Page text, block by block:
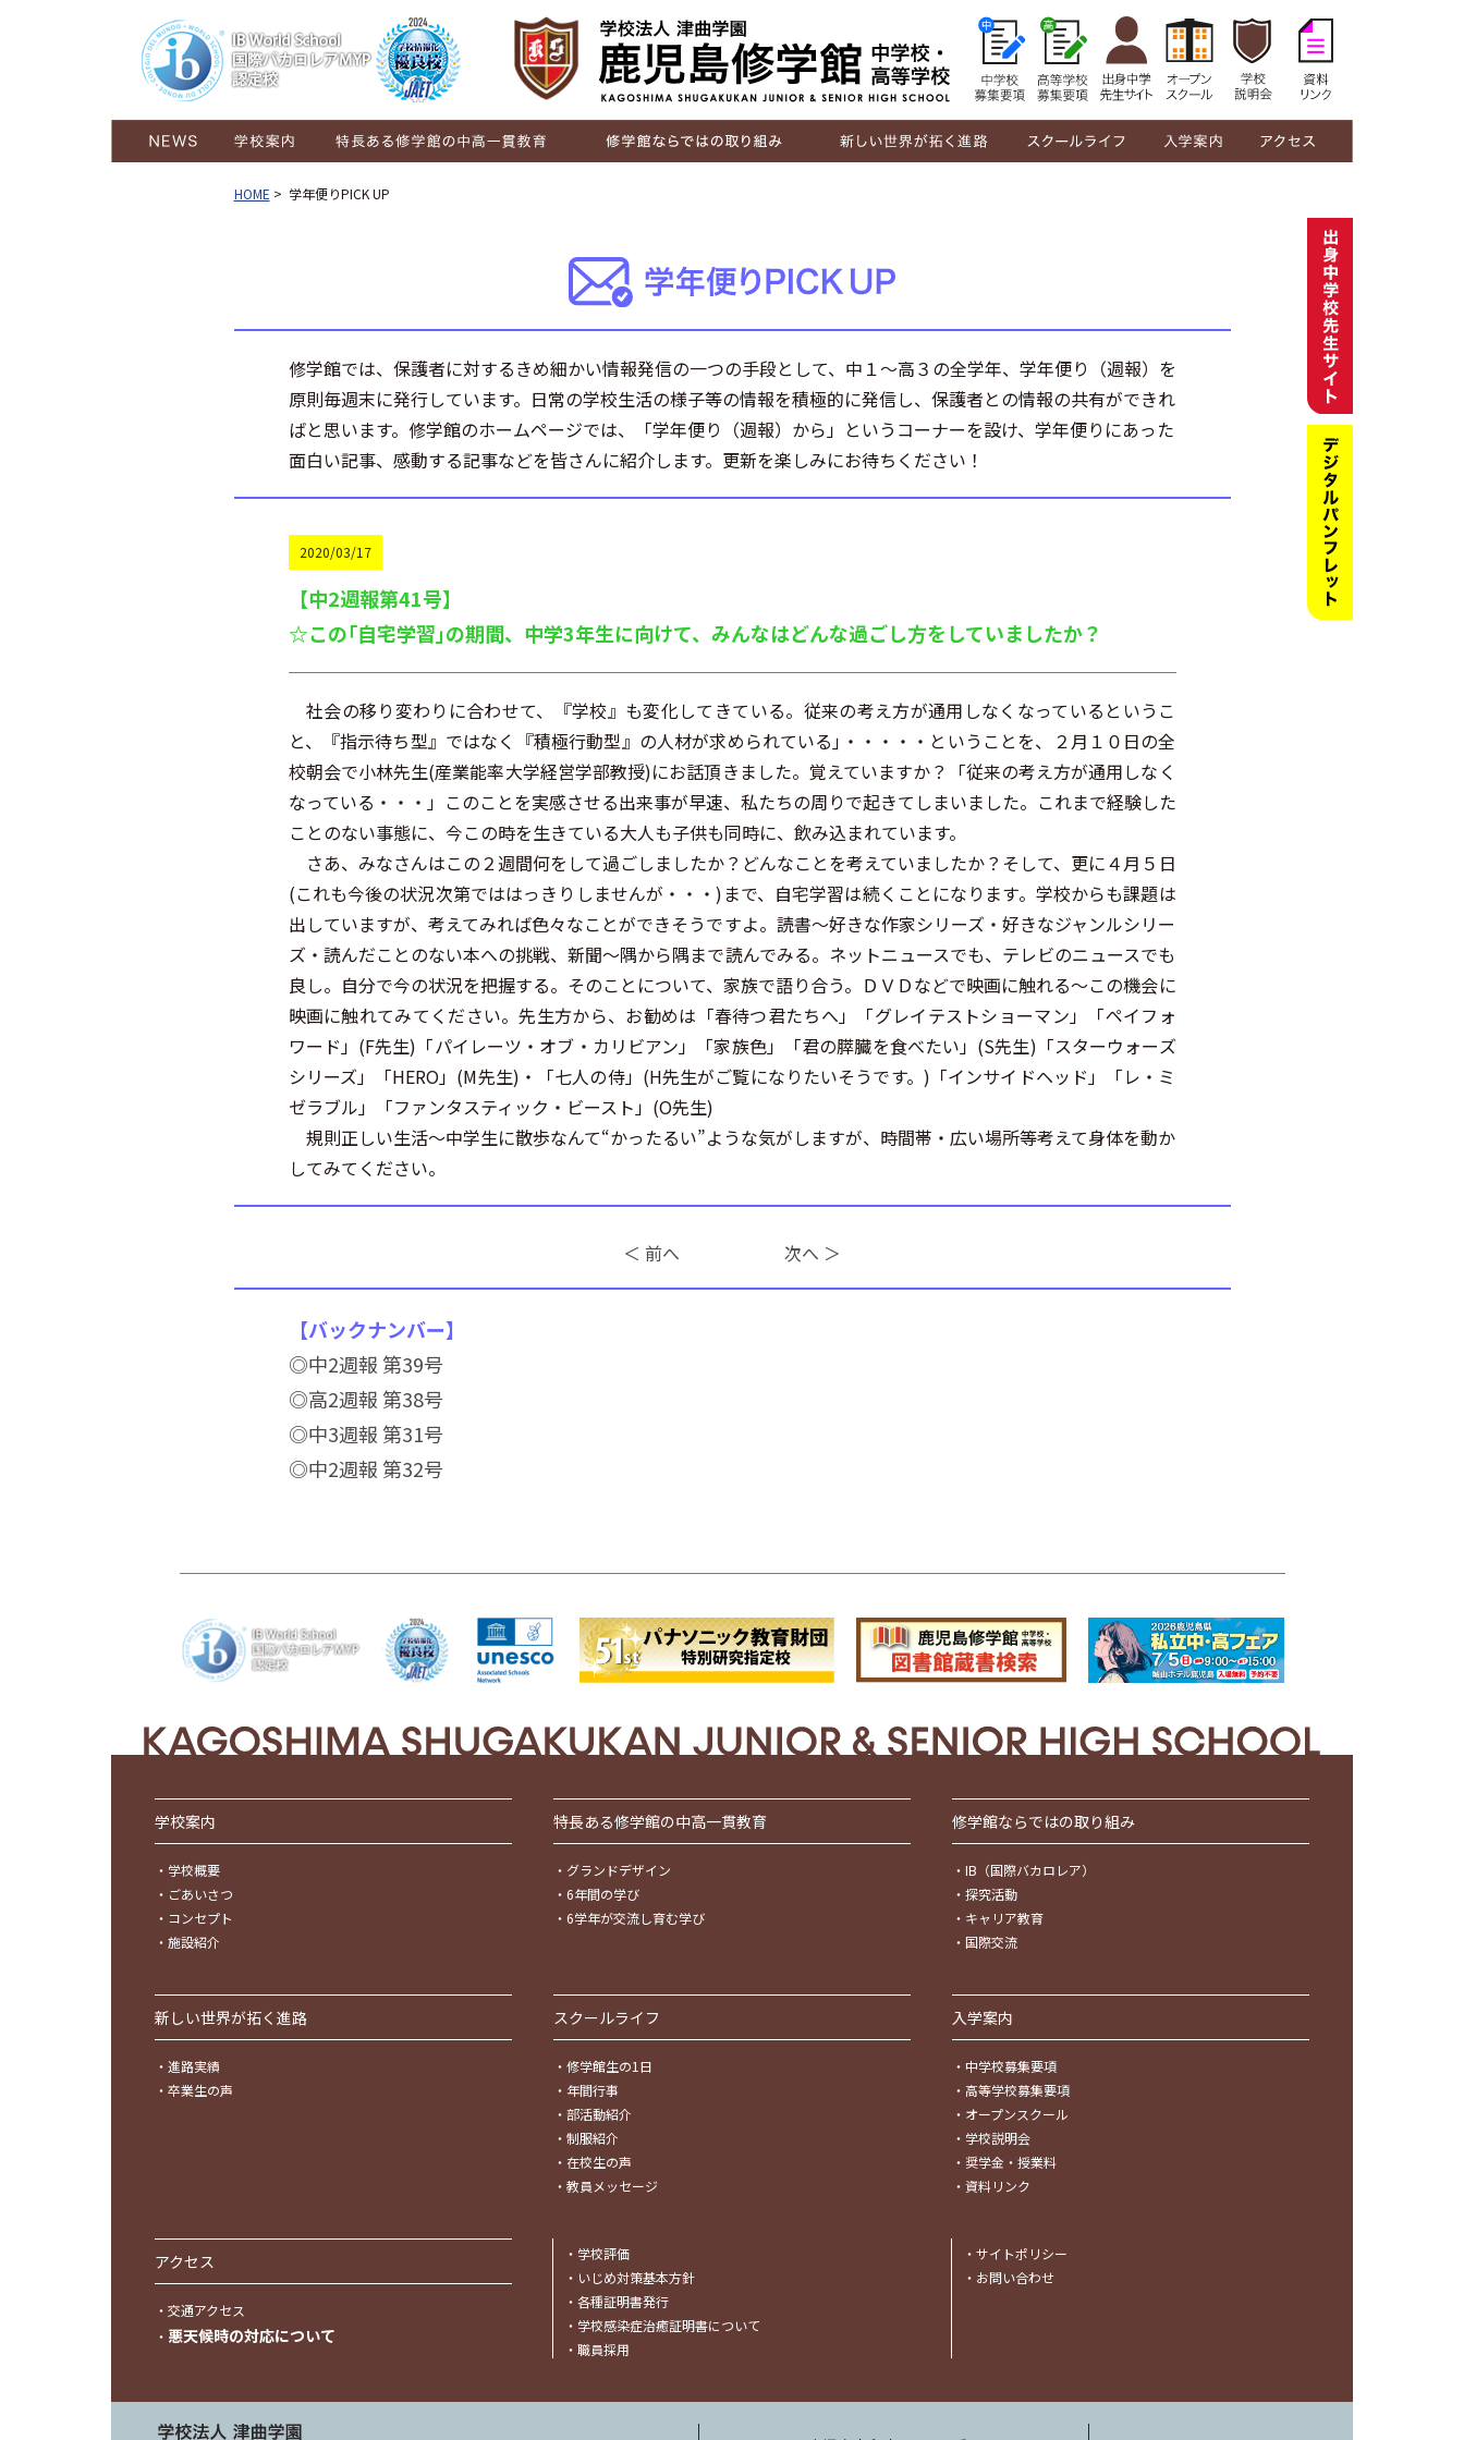
HOME > 学年便りPICK UP
修学館では、保護者に対するきめ細かい情報発信の一つの手段として、中１～高３の全学年、学年便り（週報）を
原則毎週末に発行しています。日常の学校生活の様子等の情報を積極的に発信し、保護者との情報の共有ができれ
ばと思います。修学館のホームページでは、「学年便り（週報）から」というコーナーを設け、学年便りにあった
面白い記事、感動する記事などを皆さんに紹介します。更新を楽しみにお待ちください！
2020/03/17
【中2週報第41号】
☆この｢自宅学習｣の期間、中学3年生に向けて、みんなはどんな過ごし方をしていましたか？
社会の移り変わりに合わせて、『学校』も変化してきている。従来の考え方が通用しなくなっているというこ
と、『指示待ち型』ではなく『積極行動型』の人材が求められている｣・・・・・ということを、２月１０日の全
校朝会で小林先生(産業能率大学経営学部教授)にお話頂きました。覚えていますか？「従来の考え方が通用しなく
なっている・・・」このことを実感させる出来事が早速、私たちの周りで起きてしまいました。これまで経験した
ことのない事態に、今この時を生きている大人も子供も同時に、飲み込まれています。
さあ、みなさんはこの２週間何をして過ごしましたか？どんなことを考えていましたか？そして、更に４月５日
(これも今後の状況次第でははっきりしませんが・・・)まで、自宅学習は続くことになります。学校からも課題は
出していますが、考えてみれば色々なことができそうですよ。読書～好きな作家シリーズ・好きなジャンルシリー
ズ・読んだことのない本への挑戦、新聞～隅から隅まで読んでみる。ネットニュースでも、テレビのニュースでも
良し。自分で今の状況を把握する。そのことについて、家族で語り合う。ＤＶＤなどで映画に触れる～この機会に
映画に触れてみてください。先生方から、お勧めは「春待つ君たちへ」「グレイテストショーマン」「ペイフォ
ワード」(F先生)「パイレーツ・オブ・カリビアン」「家族色」「君の膵臓を食べたい」(S先生)「スターウォーズ
シリーズ」「HERO」(M先生)・「七人の侍」(H先生がご覧になりたいそうです。)「インサイドヘッド」「レ・ミ
ゼラブル」「ファンタスティック・ビースト」(O先生)
規則正しい生活～中学生に散歩なんて“かったるい”ような気がしますが、時間帯・広い場所等考えて身体を動か
してみてください。
＜ 前へ 次へ ＞
【バックナンバー】
◎中2週報 第39号
◎高2週報 第38号
◎中3週報 第31号
◎中2週報 第32号
学校案内
・ 学校概要
・ ごあいさつ
・ コンセプト
・ 施設紹介
特長ある修学館の中高一貫教育
・ グランドデザイン
・ 6年間の学び
・ 6学年が交流し育む学び
修学館ならではの取り組み
・ IB（国際バカロレア）
・ 探究活動
・ キャリア教育
・ 国際交流
新しい世界が拓く進路
・ 進路実績
・ 卒業生の声
スクールライフ
・ 修学館生の1日
・ 年間行事
・ 部活動紹介
・ 制服紹介
・ 在校生の声
・ 教員メッセージ
入学案内
・ 中学校募集要項
・ 高等学校募集要項
・ オープンスクール
・ 学校説明会
・ 奨学金・授業料
・ 資料リンク
アクセス
・ 交通アクセス
・ 悪天候時の対応について
・ 学校評価
・ いじめ対策基本方針
・ 各種証明書発行
・ 学校感染症治癒証明書について
・ 職員採用
・ サイトポリシー
・ お問い合わせ